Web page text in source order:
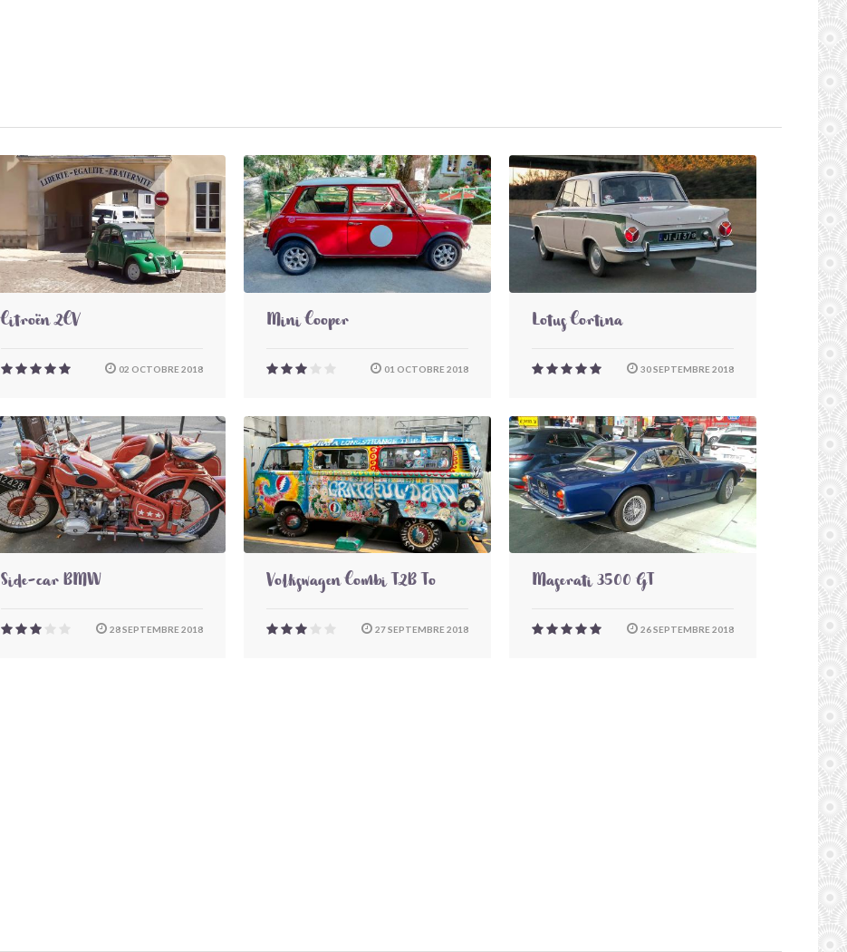
Citroën 2CV
02 OCTOBRE 2018
Mini Cooper
01 OCTOBRE 2018
Lotus Cortina
30 SEPTEMBRE 2018
Side-car BMW
28 SEPTEMBRE 2018
Volkswagen Combi T2B To
27 SEPTEMBRE 2018
Maserati 3500 GT
26 SEPTEMBRE 2018